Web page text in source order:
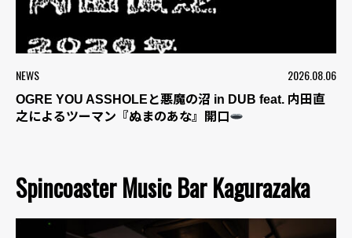
NEWS 2026.08.06
OGRE YOU ASSHOLEと悪魔の沼 in DUB feat. 内田直
之によるツーマン『ぬまのあな』開口
Spincoaster Music Bar Kagurazaka